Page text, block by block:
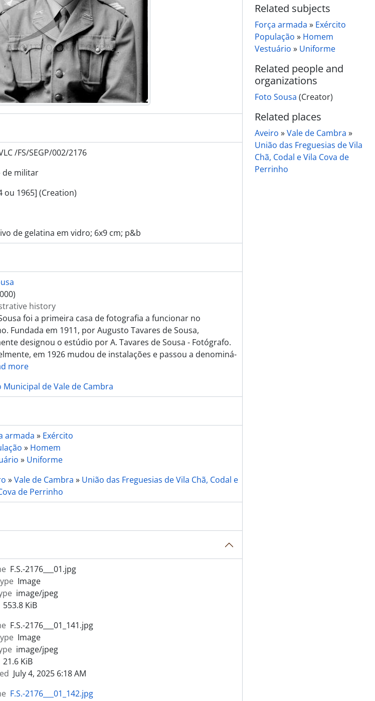
marinheiro
militar
militar
militares
militar
militar
militar
militar
militar
militar
militar
marinheiro
militar
militar
da GNR
militar
R.C.5
militar da GNR
militar
militar com criança
militar com mulher
militar com homem
militar
militar com homem
militar
com mulher
militar
militar
militares da GNR
militar da GNR
militar da GNR com mulher
militar com homem
militar
de clientes
/FS/SEGP/002/2176
de militar
ou 1965] (Creation)
de gelatina em vidro; 6x9 cm; p&b
history
foi a primeira casa de fotografia a funcionar no
Fundada em 1911, por Augusto Tavares de Sousa,
designou o estúdio por A. Tavares de Sousa - Fotógrafo.
em 1926 mudou de instalações e passou a denominá-
more
Municipal de Vale de Cambra
armada » Exército
» Homem
» Uniforme
»Vale de Cambra » União das Freguesias de Vila Chã, Codal e
de Perrinho
F.S.-2176___01.jpg
Image
image/jpeg
553.8 KiB
F.S.-2176___01_141.jpg
Image
image/jpeg
21.6 KiB
July 4, 2025 6:18 AM
F.S.-2176___01_142.jpg
Related subjects
Força armada » Exército
População » Homem
Vestuário » Uniforme
Related people and
organizations
Foto Sousa (Creator)
Related places
Aveiro »Vale de Cambra »
União das Freguesias de Vila
Chã, Codal e Vila Cova de
Perrinho